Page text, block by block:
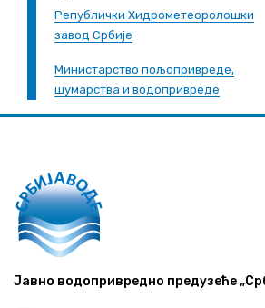
Републички Хидрометеоролошки
завод Србије
Министарство пољопривреде,
шумарства и водопривреде
Јавно водопривредно предузеће